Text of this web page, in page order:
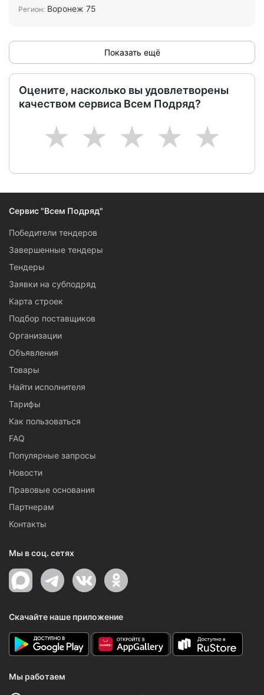
Регион: Воронеж 75
Показать ещё
Оцените, насколько вы удовлетворены
качеством сервиса Всем Подряд?
5
4
3
2
1
Сервис "Всем Подряд"
Победители тендеров
Завершенные тендеры
Тендеры
Заявки на субподряд
Карта строек
Подбор поставщиков
Организации
Объявления
Товары
Найти исполнителя
Тарифы
Как пользоваться
FAQ
Популярные запросы
Новости
Правовые основания
Партнерам
Контакты
Мы в соц. сетях
Скачайте наше приложение
Мы работаем